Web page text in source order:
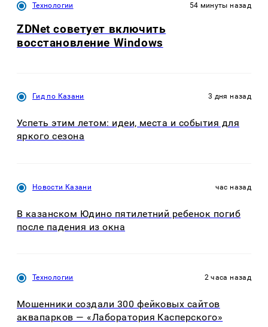
Технологии 54 минуты назад
ZDNet советует включить
восстановление Windows
Гид по Казани 3 дня назад
Успеть этим летом: идеи, места и события для
яркого сезона
Новости Казани час назад
В казанском Юдино пятилетний ребенок погиб
после падения из окна
Технологии 2 часа назад
Мошенники создали 300 фейковых сайтов
аквапарков — «Лаборатория Касперского»